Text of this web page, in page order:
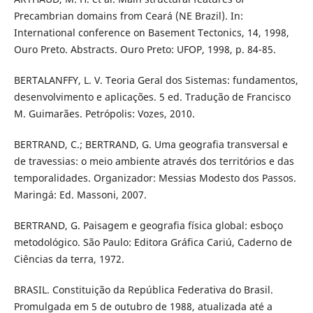
Precambrian domains from Ceará (NE Brazil). In:
International conference on Basement Tectonics, 14, 1998,
Ouro Preto. Abstracts. Ouro Preto: UFOP, 1998, p. 84-85.
BERTALANFFY, L. V. Teoria Geral dos Sistemas: fundamentos,
desenvolvimento e aplicações. 5 ed. Tradução de Francisco
M. Guimarães. Petrópolis: Vozes, 2010.
BERTRAND, C.; BERTRAND, G. Uma geografia transversal e
de travessias: o meio ambiente através dos territórios e das
temporalidades. Organizador: Messias Modesto dos Passos.
Maringá: Ed. Massoni, 2007.
BERTRAND, G. Paisagem e geografia física global: esboço
metodológico. São Paulo: Editora Gráfica Cariú, Caderno de
Ciências da terra, 1972.
BRASIL. Constituição da República Federativa do Brasil.
Promulgada em 5 de outubro de 1988, atualizada até a